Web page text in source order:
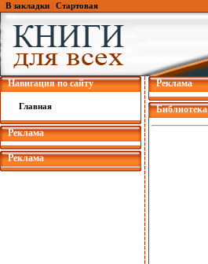
В закладки Стартовая
Навигация по сайту
Главная
Реклама
Реклама
Реклама
Библиотека